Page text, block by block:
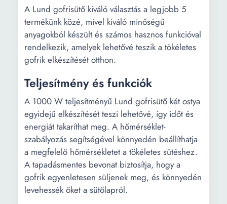
A Lund gofrisütő kiváló választás a legjobb 5
termékünk közé, mivel kiváló minőségű
anyagokból készült és számos hasznos funkcióval
rendelkezik, amelyek lehetővé teszik a tökéletes
gofrik elkészítését otthon.
Teljesítmény és funkciók
A 1000 W teljesítményű Lund gofrisütő két ostya
egyidejű elkészítését teszi lehetővé, így időt és
energiát takaríthat meg. A hőmérséklet-
szabályozás segítségével könnyedén beállíthatja
a megfelelő hőmérsékletet a tökéletes sütéshez.
A tapadásmentes bevonat biztosítja, hogy a
gofrik egyenletesen süljenek meg, és könnyedén
levehessék őket a sütőlapról.